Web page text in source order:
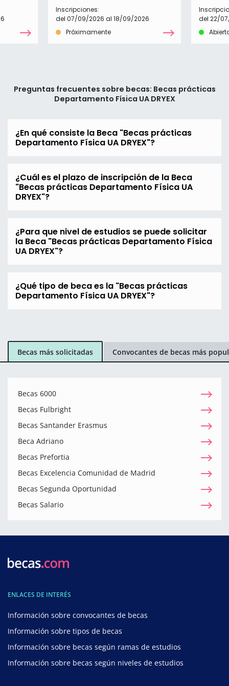
Inscripciones:
del 07/09/2026 al 18/09/2026
Próximamente
del 22/
Preguntas frecuentes sobre becas: Becas prácticas
Departamento Física UA DRYEX
¿En qué consiste la Beca "Becas prácticas
Departamento Física UA DRYEX"?
¿Cuál es el plazo de inscripción de la Beca
"Becas prácticas Departamento Física UA
DRYEX"?
¿Para que nivel de estudios se puede solicitar
la Beca "Becas prácticas Departamento Física
UA DRYEX"?
¿Qué tipo de beca es la "Becas prácticas
Departamento Física UA DRYEX"?
Becas más solicitadas Convocantes de becas más
Becas 6000
Becas Fulbright
Becas Santander Erasmus
Beca Adriano
Becas Prefortia
Becas Excelencia Comunidad de Madrid
Becas Segunda Oportunidad
Becas Salario
ENLACES DE INTERÉS
Información sobre convocantes de becas
Información sobre tipos de becas
Información sobre becas según ramas de estudios
Información sobre becas según niveles de estudios